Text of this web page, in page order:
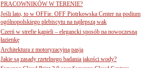
PRACOWNIKÓW W TERENIE?
Jeśli lato, to w OFFie. OFF Piotrkowska Center na podium
ogólnopolskiego plebiscytu na najlepszą wak
Czerń w strefie kąpieli – elegancki sposób na nowoczesną
łazienkę
Architektura z motoryzacyjną pasją
Jakie są zasady rzetelnego badania jakości wody?